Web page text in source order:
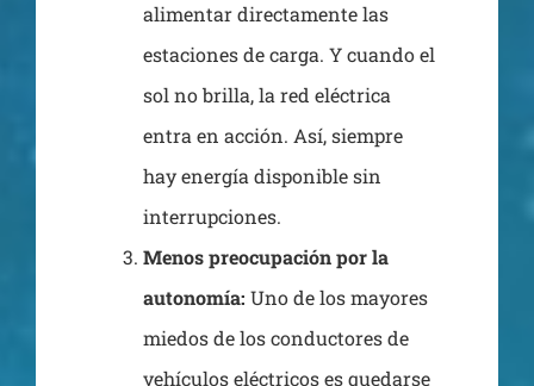
alimentar directamente las
estaciones de carga. Y cuando el
sol no brilla, la red eléctrica
entra en acción. Así, siempre
hay energía disponible sin
interrupciones.
Menos preocupación por la
autonomía: Uno de los mayores
miedos de los conductores de
vehículos eléctricos es quedarse